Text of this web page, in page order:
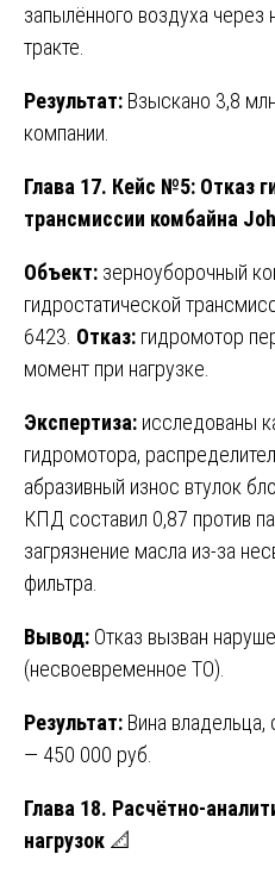
запылённого воздуха через
тракте.
Результат: Взыскано 3,8
компании.
Глава 17. Кейс №5: Отказ
трансмиссии комбайна
Объект: зерноуборочный
гидростатической
6423. Отказ: гидромотор
момент при нагрузке.
Экспертиза: исследованы
гидромотора,
абразивный износ втулок
КПД составил 0,87 против
загрязнение масла из-за
фильтра.
Вывод: Отказ вызван
(несвоевременное ТО).
Результат: Вина владельца,
— 450 000 руб.
Глава 18. Расчётно-
нагрузок 📐